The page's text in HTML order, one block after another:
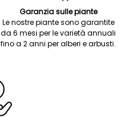
Garanzia sulle piante
Le nostre piante sono garantite
da 6 mesi per le varietà annuali
fino a 2 anni per alberi e arbusti.